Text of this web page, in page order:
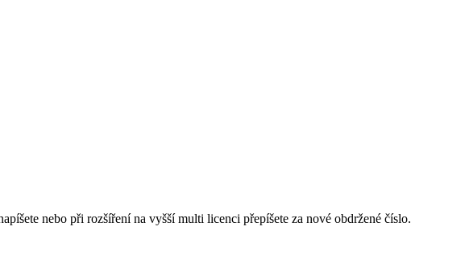
nebo při rozšíření na vyšší multi licenci přepíšete za nové obdržené číslo.